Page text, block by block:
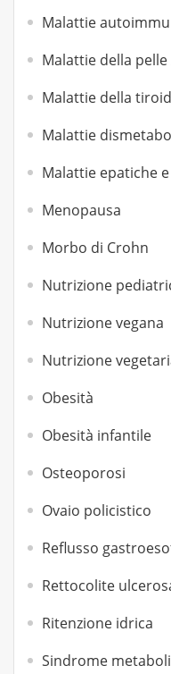
Malattie
Malattie della
Malattie della
Malattie
Malattie epatiche
Menopausa
Morbo di Crohn
Nutrizione
Nutrizione vegana
Nutrizione
Obesità
Obesità infantile
Osteoporosi
Ovaio policistico
Reflusso
Rettocolite
Ritenzione idrica
Sindrome